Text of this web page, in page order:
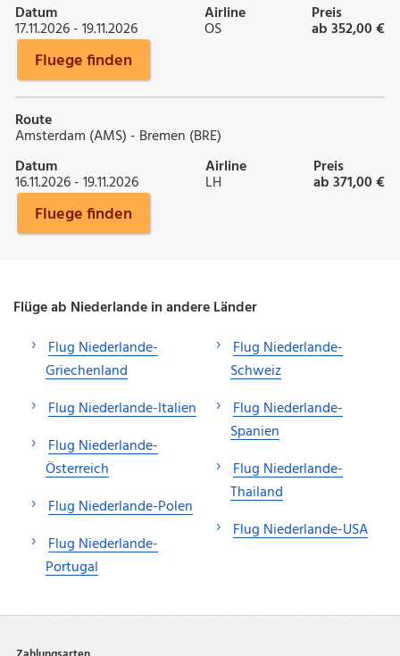
Datum
17.11.2026 - 19.11.2026
Airline
OS
Preis
ab 352,00 €
Fluege finden
Route
Amsterdam (AMS) - Bremen (BRE)
Datum
16.11.2026 - 19.11.2026
Airline
LH
Preis
ab 371,00 €
Fluege finden
Flüge ab Niederlande in andere Länder
Flug Niederlande-
Griechenland
Flug Niederlande-Italien
Flug Niederlande-
Österreich
Flug Niederlande-Polen
Flug Niederlande-
Portugal
Flug Niederlande-
Schweiz
Flug Niederlande-
Spanien
Flug Niederlande-
Thailand
Flug Niederlande-USA